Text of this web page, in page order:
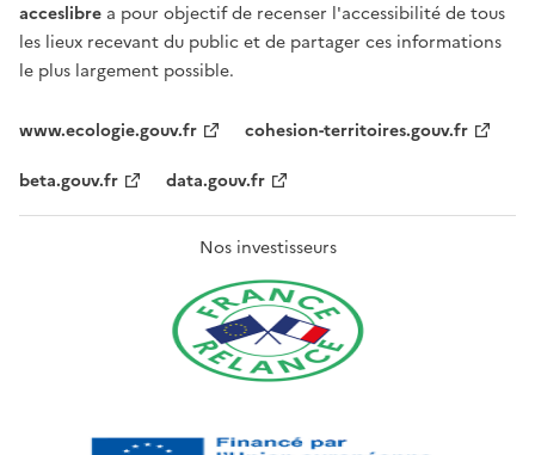
acceslibre a pour objectif de recenser l'accessibilité de tous
les lieux recevant du public et de partager ces informations
le plus largement possible.
www.ecologie.gouv.fr
cohesion-territoires.gouv.fr
beta.gouv.fr
data.gouv.fr
Nos investisseurs